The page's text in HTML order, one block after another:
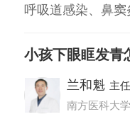
呼吸道感染、鼻
敏性鼻炎：接触
出现鼻痒、流涕、
家长要注意保持
敏原。 二、上呼
期，病
小孩下眼眶发青
兰和魁 主
南方医科大